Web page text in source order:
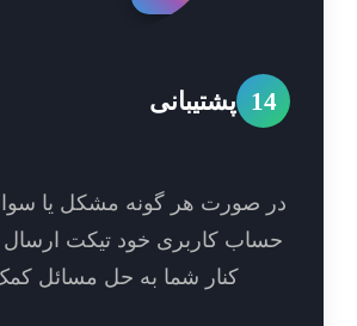
پشتیبانی
صورت هر گونه مشکل یا سوال میتوانید
کاربری خود تیکت ارسال کنید تا ما
کنار شما به حل مسائل کمک کنیم.